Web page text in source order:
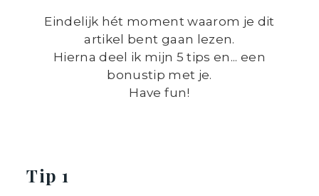
Eindelijk hét moment waarom je dit
artikel bent gaan lezen.
Hierna deel ik mijn 5 tips en... een
bonustip met je.
Have fun!
Tip 1